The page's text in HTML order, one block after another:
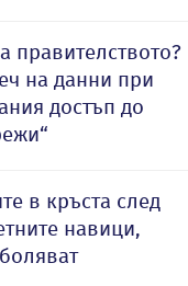
правителството?
на данни при
достъп до
в кръста след
навици,